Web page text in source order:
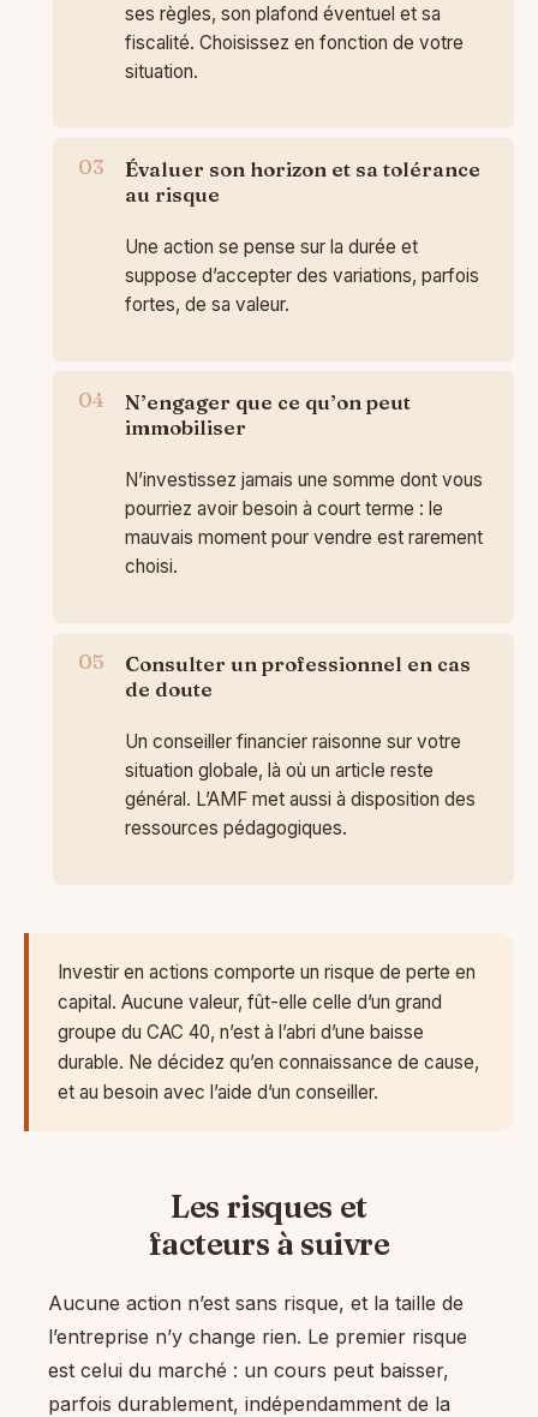
ses règles, son plafond éventuel et sa
fiscalité. Choisissez en fonction de votre
situation.
Évaluer son horizon et sa tolérance
au risque
Une action se pense sur la durée et
suppose d’accepter des variations, parfois
fortes, de sa valeur.
N’engager que ce qu’on peut
immobiliser
N’investissez jamais une somme dont vous
pourriez avoir besoin à court terme : le
mauvais moment pour vendre est rarement
choisi.
Consulter un professionnel en cas
de doute
Un conseiller financier raisonne sur votre
situation globale, là où un article reste
général. L’AMF met aussi à disposition des
ressources pédagogiques.
Investir en actions comporte un risque de perte en
capital. Aucune valeur, fût-elle celle d’un grand
groupe du CAC 40, n’est à l’abri d’une baisse
durable. Ne décidez qu’en connaissance de cause,
et au besoin avec l’aide d’un conseiller.
Les risques et
facteurs à suivre
Aucune action n’est sans risque, et la taille de
l’entreprise n’y change rien. Le premier risque
est celui du marché : un cours peut baisser,
parfois durablement, indépendamment de la